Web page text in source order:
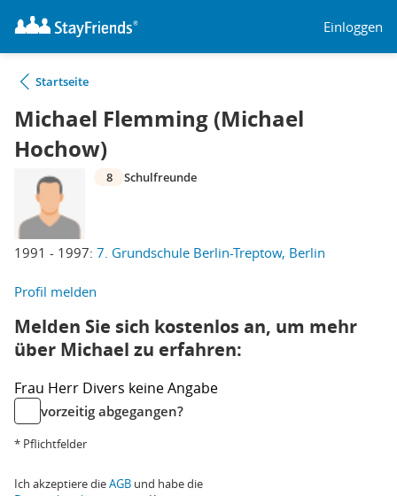
Einloggen
Startseite
Michael Flemming (Michael
Hochow)
1991 - 1997: 7. Grundschule Berlin-Treptow, Berlin
8 Schulfreunde
Profil melden
Melden Sie sich kostenlos an, um mehr
über Michael zu erfahren:
Frau Herr Divers keine Angabe
vorzeitig abgegangen?
* Pflichtfelder
Ich akzeptiere dieAGB und habe die